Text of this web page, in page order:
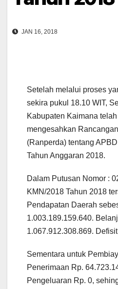
JAN 16, 2018
Setelah melalui proses
sekira pukul 18.10 WIT,
Kabupaten Kaimana
mengesahkan
(Ranperda) tentang
Tahun Anggaran 2018.
Dalam Putusan Nomor :
KMN/2018 Tahun 2018
Pendapatan Daerah
1.003.189.159.640.
1.067.912.308.869.
Sementara untuk
Penerimaan Rp.
Pengeluaran Rp. 0,